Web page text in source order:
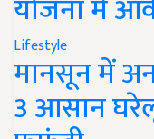
योजना में
Lifestyle
मानसून में
3 आसान